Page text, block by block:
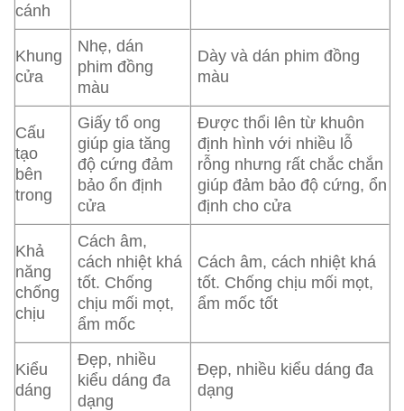
cánh
Khung
cửa
Nhẹ, dán
phim đồng
màu
Dày và dán phim đồng
màu
Cấu
tạo
bên
trong
Giấy tổ ong
giúp gia tăng
độ cứng đảm
bảo ổn định
cửa
Được thổi lên từ khuôn
định hình với nhiều lỗ
rỗng nhưng rất chắc chắn
giúp đảm bảo độ cứng, ổn
định cho cửa
Khả
năng
chống
chịu
Cách âm,
cách nhiệt khá
tốt. Chống
chịu mối mọt,
ẩm mốc
Cách âm, cách nhiệt khá
tốt. Chống chịu mối mọt,
ẩm mốc tốt
Kiểu
dáng
Đẹp, nhiều
kiểu dáng đa
dạng
Đẹp, nhiều kiểu dáng đa
dạng